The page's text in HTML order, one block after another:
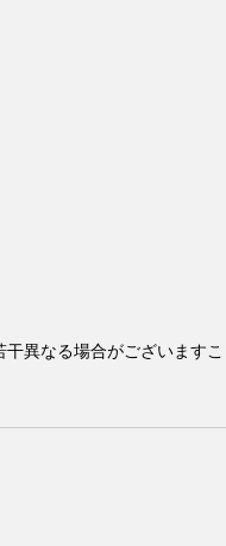
異なる場合がございますこ